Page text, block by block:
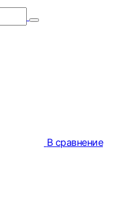
В сравнение